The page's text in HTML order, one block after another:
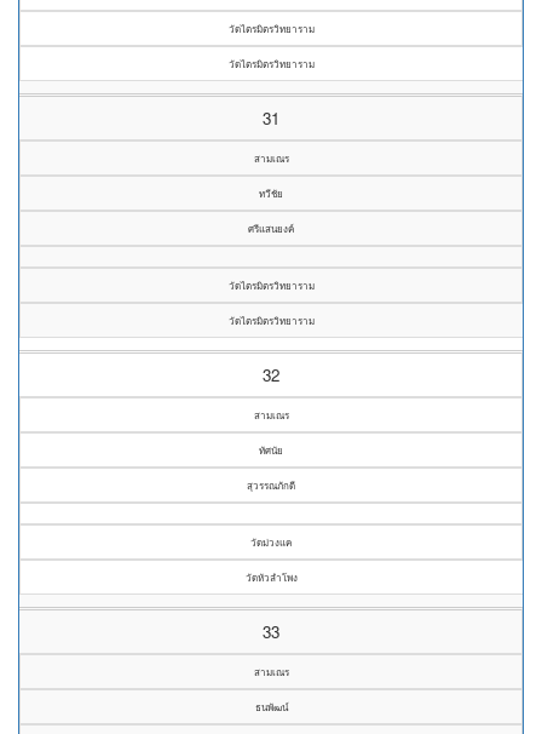
วัดไตรมิตรวิทยาราม
วัดไตรมิตรวิทยาราม
31
สามเณร
ทวีชัย
ศรีแสนยงค์
วัดไตรมิตรวิทยาราม
วัดไตรมิตรวิทยาราม
32
สามเณร
ทัศนัย
สุวรรณภักดี
วัดม่วงแค
วัดหัวลำโพง
33
สามเณร
ธนพัฒน์